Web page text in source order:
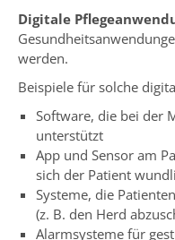
Digitale
werden.
Beispiele für solche
Software, die bei der
unterstützt
App und Sensor am
sich der Patient
Systeme, die
(z. B. den Herd
Alarmsysteme für